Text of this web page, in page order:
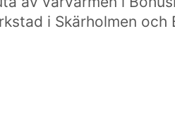
i Skärholmen och